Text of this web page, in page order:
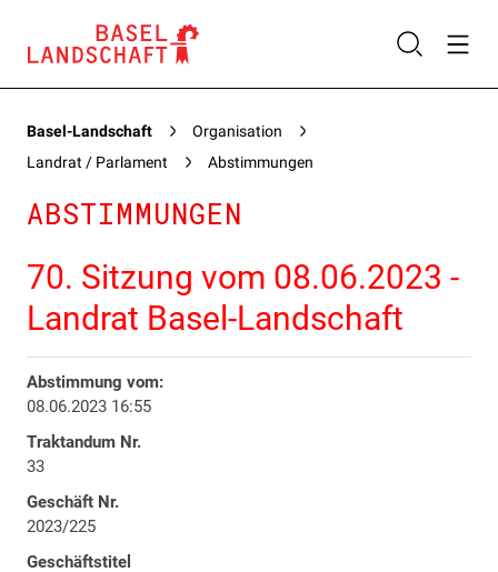
Basel-Landschaft
Organisation
Landrat / Parlament
Abstimmungen
ABSTIMMUNGEN